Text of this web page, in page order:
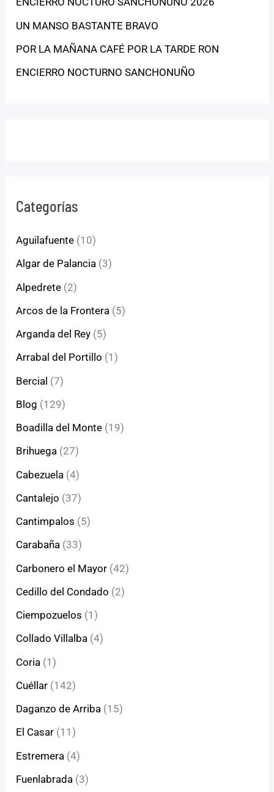
UN MANSO BASTANTE BRAVO
POR LA MAÑANA CAFÉ POR LA TARDE RON
ENCIERRO NOCTURNO SANCHONUÑO
Categorías
Aguilafuente (10)
Algar de Palancia (3)
Alpedrete (2)
Arcos de la Frontera (5)
Arganda del Rey (5)
Arrabal del Portillo (1)
Bercial (7)
Blog (129)
Boadilla del Monte (19)
Brihuega (27)
Cabezuela (4)
Cantalejo (37)
Cantimpalos (5)
Carabaña (33)
Carbonero el Mayor (42)
Cedillo del Condado (2)
Ciempozuelos (1)
Collado Villalba (4)
Coria (1)
Cuéllar (142)
Daganzo de Arriba (15)
El Casar (11)
Estremera (4)
Fuenlabrada (3)